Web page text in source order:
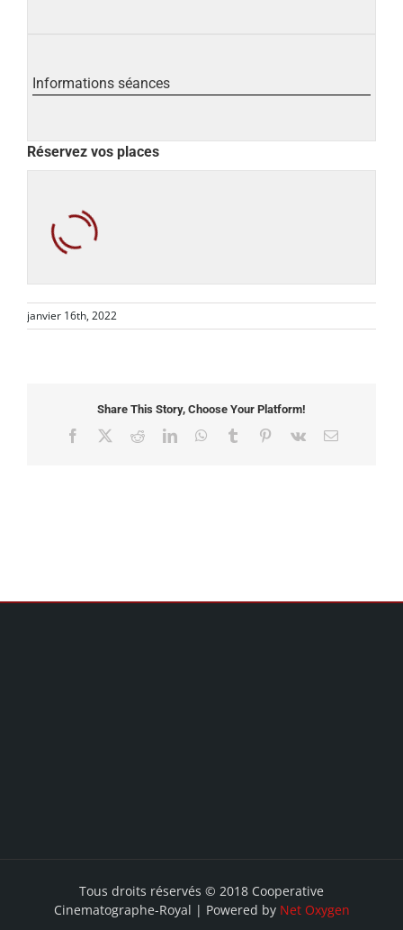
Informations séances
Réservez vos places
janvier 16th, 2022
Share This Story, Choose Your Platform!
Facebook RedditLinkedInWhatsApp
Tumblr Pinterest
Vk Email
Tous droits réservés © 2018 Cooperative
Cinematographe-Royal | Powered by Net Oxygen